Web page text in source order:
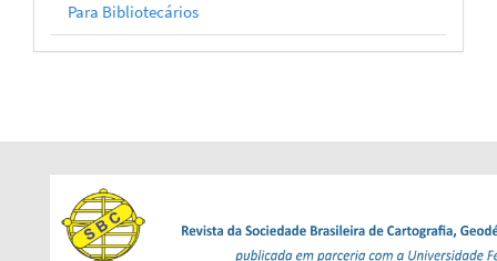
Para Bibliotecários